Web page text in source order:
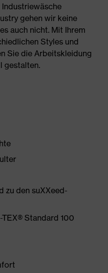
gehen wir keine
auch nicht. Mit Ihrem
Styles und
Sie die Arbeitskleidung
gestalten.
zu den suXXeed-
Standard 100